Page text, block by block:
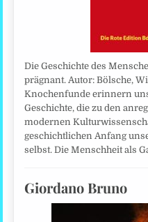
Die Geschichte des
prägnant. Autor: Bölsche,
Knochenfunde erinnern
Geschichte, die zu den
modernen
geschichtlichen Anfang
selbst. Die Menschheit als
Giordano Bruno